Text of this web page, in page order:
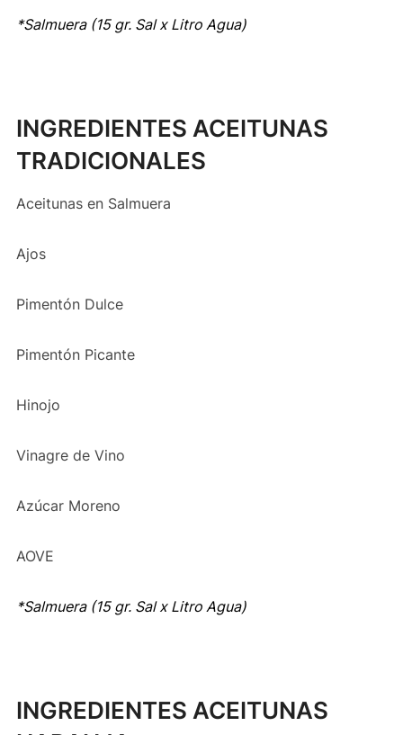
*Salmuera (15 gr. Sal x Litro Agua)
INGREDIENTES ACEITUNAS
TRADICIONALES
Aceitunas en Salmuera
Ajos
Pimentón Dulce
Pimentón Picante
Hinojo
Vinagre de Vino
Azúcar Moreno
AOVE
*Salmuera (15 gr. Sal x Litro Agua)
INGREDIENTES ACEITUNAS